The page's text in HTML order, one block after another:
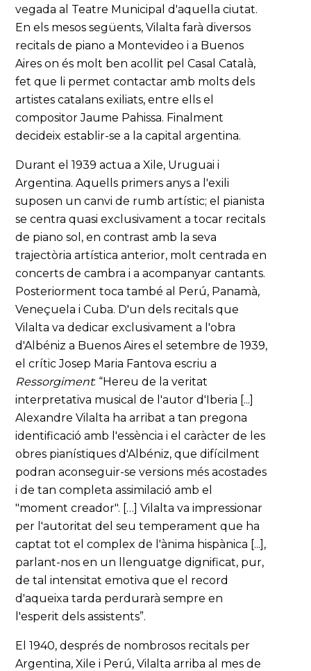
vegada al Teatre Municipal d'aquella ciutat.
En els mesos següents, Vilalta farà diversos
recitals de piano a Montevideo i a Buenos
Aires on és molt ben acollit pel Casal Català,
fet que li permet contactar amb molts dels
artistes catalans exiliats, entre ells el
compositor Jaume Pahissa. Finalment
decideix establir-se a la capital argentina.
Durant el 1939 actua a Xile, Uruguai i
Argentina. Aquells primers anys a l'exili
suposen un canvi de rumb artístic; el pianista
se centra quasi exclusivament a tocar recitals
de piano sol, en contrast amb la seva
trajectòria artística anterior, molt centrada en
concerts de cambra i a acompanyar cantants.
Posteriorment toca també al Perú, Panamà,
Veneçuela i Cuba. D'un dels recitals que
Vilalta va dedicar exclusivament a l'obra
d'Albéniz a Buenos Aires el setembre de 1939,
el crític Josep Maria Fantova escriu a
Ressorgiment: “Hereu de la veritat
interpretativa musical de l'autor d'Iberia [...]
Alexandre Vilalta ha arribat a tan pregona
identificació amb l'essència i el caràcter de les
obres pianístiques d'Albéniz, que difícilment
podran aconseguir-se versions més acostades
i de tan completa assimilació amb el
"moment creador". […] Vilalta va impressionar
per l'autoritat del seu temperament que ha
captat tot el complex de l'ànima hispànica [...],
parlant-nos en un llenguatge dignificat, pur,
de tal intensitat emotiva que el record
d'aqueixa tarda perdurarà sempre en
l'esperit dels assistents”.
El 1940, després de nombrosos recitals per
Argentina, Xile i Perú, Vilalta arriba al mes de